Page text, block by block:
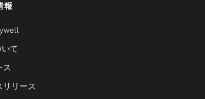
報
いて
ス
リリース